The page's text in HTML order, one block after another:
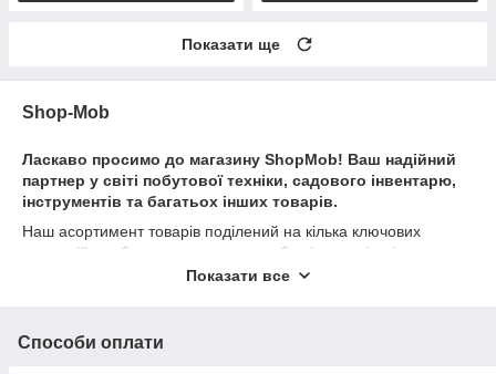
Показати ще
Shop-Mob
Ласкаво просимо до магазину ShopMob! Ваш надійний
партнер у світі побутової техніки, садового інвентарю,
інструментів та багатьох інших товарів.
Наш асортимент товарів поділений на кілька ключових
категорій, щоб задовольнити потреби різних клієнтів:
У цій категорії ви знайдете широкий вибір
мікрохвильова піч, ми пропонуємо надійні бренди та сучасні
Показати все
Способи оплати